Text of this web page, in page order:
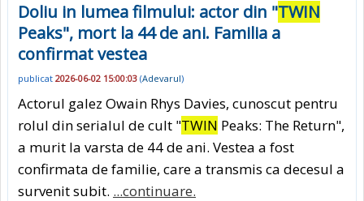
Doliu in lumea filmului: actor din "TWIN
Peaks", mort la 44 de ani. Familia a
confirmat vestea
publicat 2026-06-02 15:00:03 (Adevarul)
Actorul galez Owain Rhys Davies, cunoscut pentru
rolul din serialul de cult "TWIN Peaks: The Return",
a murit la varsta de 44 de ani. Vestea a fost
confirmata de familie, care a transmis ca decesul a
survenit subit. ...continuare.